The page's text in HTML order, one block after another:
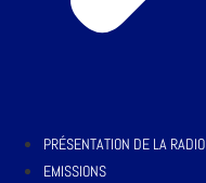
PRÉSENTATION DE LA RADIO
EMISSIONS